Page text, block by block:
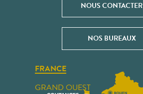
NOUS CONTACTER
NOS BUREAUX
FRANCE
GRAND OUEST